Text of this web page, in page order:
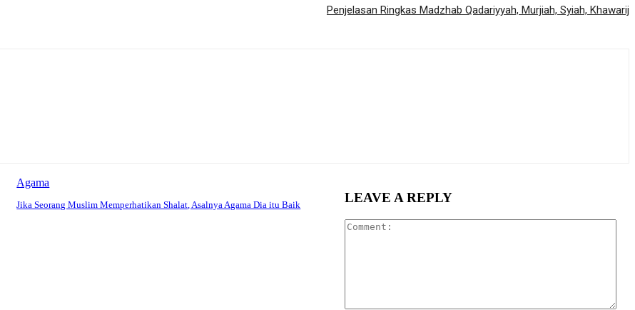
Penjelasan Ringkas Madzhab Qadariyyah, Murjiah, Syiah, Khawarij
Agama
Jika Seorang Muslim Memperhatikan Shalat, Asalnya Agama Dia itu Baik LEAVE A REPLY